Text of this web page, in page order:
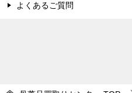
よくあるご質問